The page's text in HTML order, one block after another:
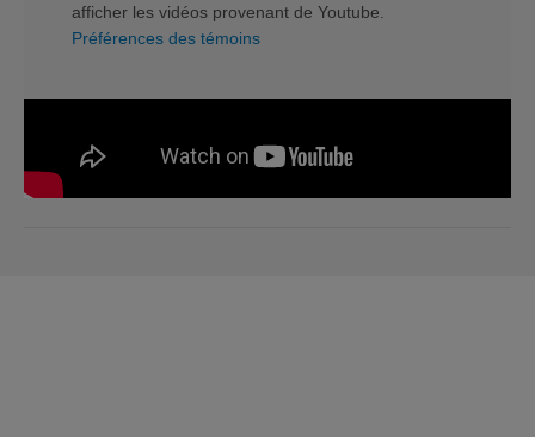
afficher les vidéos provenant de Youtube.
Préférences des témoins